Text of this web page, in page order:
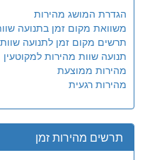
הגדרת המושג מהירות
משוואת מקום זמן בתנועה
תרשים מקום זמן לתנועה
תנועה שוות מהירות למקוטעין
מהירות ממוצעת
מהירות רגעית
תרשים מהירות זמן